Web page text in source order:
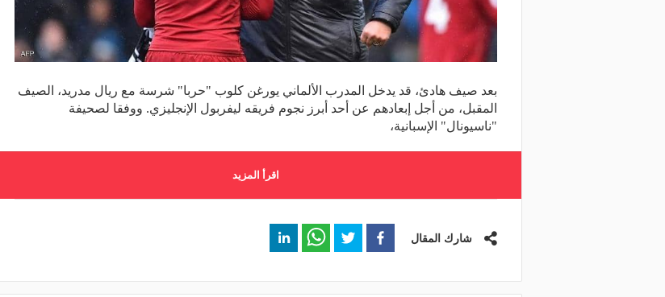
بعد صيف هادئ، قد يدخل المدرب الألماني يورغن كلوب "حربا" شرسة مع ريال مدريد، الصيف
المقبل، من أجل إبعادهم عن أحد أبرز نجوم فريقه ليفربول الإنجليزي. ووفقا لصحيفة
"ناسيونال" الإسبانية،
اقرأ المزيد
شارك المقال